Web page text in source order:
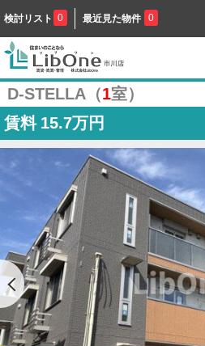
検討リスト 0 最近見た物件 0
D-STELLA（1室）
賃料 15.7万円